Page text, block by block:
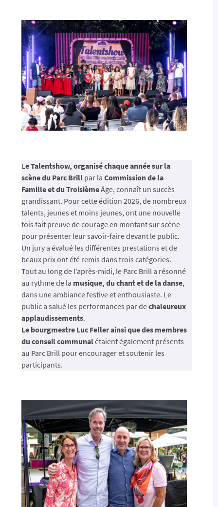
L e Talentshow, organisé chaque année sur la
scène du Parc Brillpar la Commission de la
Famille et du TroisièmeÂge, connaît un succès
grandissant. Pour cette édition 2026, de nombreux
talents, jeunes et moins jeunes, ont une nouvelle
fois fait preuve de courage en montant sur scène
pour présenter leur savoir-faire devant le public.
Un jury a évalué les différentes prestations et de
beaux prix ont été remis dans trois catégories.
Tout au long de l’après-midi, le Parc Brill a résonné
au rythme de la musique, du chant et de la danse,
dans une ambiance festive et enthousiaste. Le
public a salué les performances par dechaleureux
applaudissements.
Le bourgmestre Luc Feller ainsi que des membres
du conseil communalétaient également présents
au Parc Brill pour encourager et soutenir les
participants.